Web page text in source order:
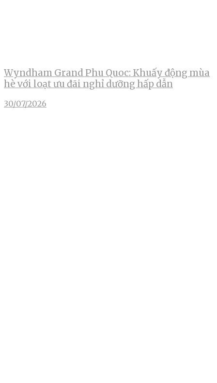
Wyndham Grand Phu Quoc: Khuấy động mùa
hè với loạt ưu đãi nghỉ dưỡng hấp dẫn
30/07/2026